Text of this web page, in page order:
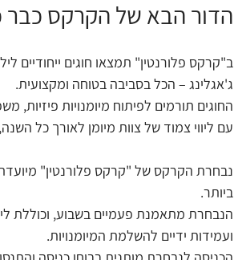
הדור הבא של הקרקס כבר
ב"קרקס פלורנטין" תמצאו חוגים ייחודיים
ג'אגלינג – הכל בסביבה בטוחה ומקצועית.
החוגים תורמים לפיתוח מיומנויות פיזיות,
עם ליווי צמוד של צוות מיומן לאורך כל
נבחרת הקרקס של "קרקס פלורנטין"
ביותר.
הנבחרת מתאמנת פעמיים בשבוע, וכוללת
ועמידות ידיים להשלמת המיומנויות.